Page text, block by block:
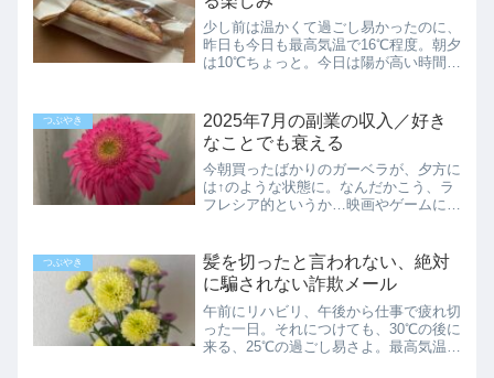
少し前は温かくて過ごし易かったのに、
昨日も今日も最高気温で16℃程度。朝夕
は10℃ちょっと。今日は陽が高い時間に
来、最長記録。あとひと息な感じになっ
てきました。道幅が広...
つぶやき
2025年7月の副業の収入／好き
なことでも衰える
今朝買ったばかりのガーベラが、夕方に
は↑のような状態に。なんだかこう、ラ
フレシア的というか…映画やゲームに出
れるのが早過ぎです。一緒に買ったナデ
シコは元気なのに。202...
つぶやき
髪を切ったと言われない、絶対
に騙されない詐欺メール
午前にリハビリ、午後から仕事で疲れ切
った一日。それにつけても、30℃の後に
来る、25℃の過ごし易さよ。最高気温が